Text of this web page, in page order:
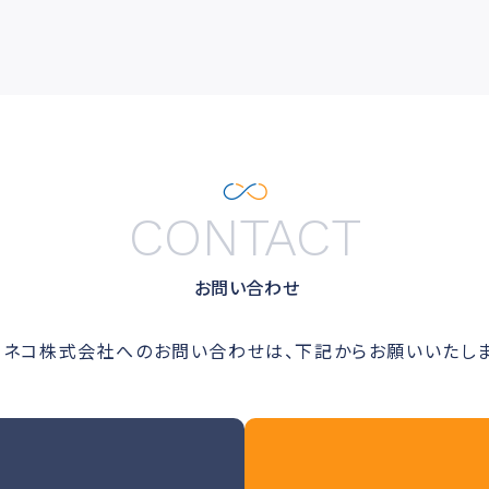
CONTACT
お問い合わせ
コ株式会社へのお問い合わせは、下記からお願いいたし